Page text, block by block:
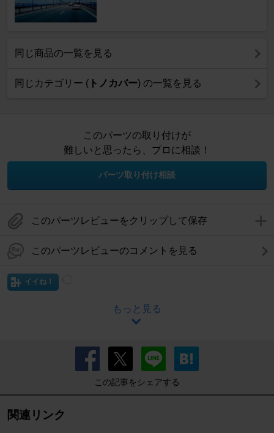
同じ商品の一覧を見る
同じカテゴリー ( トノカバー) の一覧を見る
このパーツの取り付けが
難しいと思ったら、プロに相談！
パーツ取り付け相談
このパーツレビューをクリップして保存
このパーツレビューのコメントを見る
イイね！
もっと見る
この記事をシェアする
関連リンク